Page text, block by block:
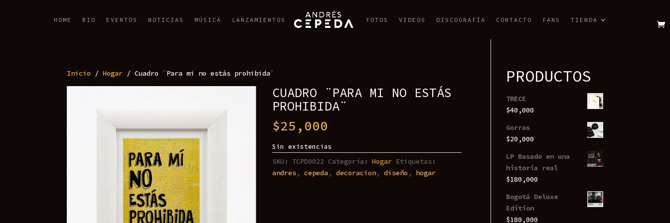
HOME BIO EVENTOS NOTICIAS MÚSICA LANZAMIENTOS FOTOS VIDEOS DISCOGRAFÍA CONTACTO FANS TIENDA
Inicio /Hogar / Cuadro ¨Para mi no estás prohibida¨
CUADRO ¨PARA MI NO ESTÁS
PROHIBIDA¨
$25,000
Sin existencias
SKU: TCPD0022 Categoría:Hogar Etiquetas:
andres,cepeda,decoracion,diseño , hogar
PRODUCTOS
TRECE
$40,000
Gorras
$20,000
LP Basado en una
historia real
$180,000
Bogotá Deluxe
Edition
$180,000